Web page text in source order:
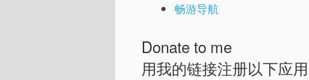
畅游导航
Donate to me
用我的链接注册以下应